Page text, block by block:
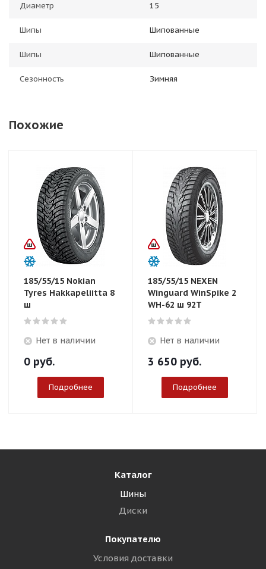
Диаметр 15
Шипы Шипованные
Шипы Шипованные
Сезонность Зимняя
Похожие
185/55/15 Nokian
Tyres Hakkapeliitta 8
ш
Нет в наличии
0 руб.
Подробнее
185/55/15 NEXEN
Winguard WinSpike 2
WH-62 ш 92T
Нет в наличии
3 650 руб.
Подробнее
Каталог
Шины
Диски
Покупателю
Условия доставки